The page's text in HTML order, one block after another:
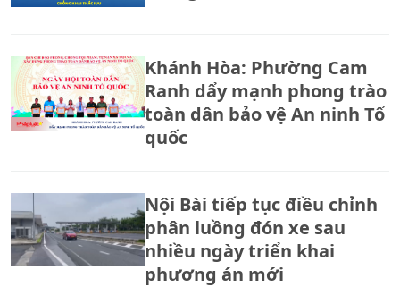
Khánh Hòa: Phường Cam
Ranh dẩy mạnh phong trào
toàn dân bảo vệ An ninh Tổ
quốc
Nội Bài tiếp tục điều chỉnh
phân luồng đón xe sau
nhiều ngày triển khai
phương án mới